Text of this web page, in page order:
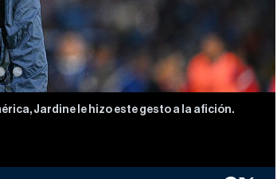
Jardine le hizo este gesto a la afición.